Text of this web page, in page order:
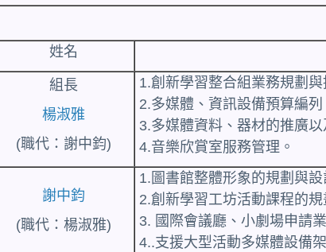
姓名
組長
楊淑雅
(職代：謝中鈞)
1.創新學習整合組業務規劃與
2.多媒體、資訊設備預算編列
3.多媒體資料、器材的推廣以
4.音樂欣賞室服務管理。
謝中鈞
(職代：楊淑雅)
1.圖書館整體形象的規劃與
2.創新學習工坊活動課程的規
3. 國際會議廳、小劇場申請
4..支援大型活動多媒體設備